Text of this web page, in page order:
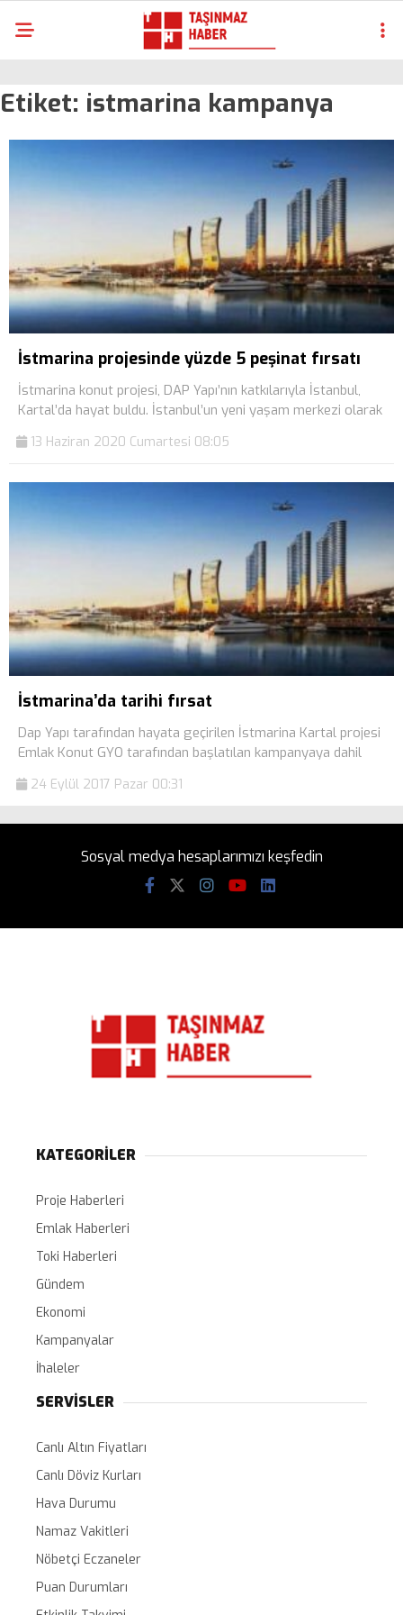
Etiket: istmarina kampanya
İstmarina projesinde yüzde 5 peşinat fırsatı
İstmarina konut projesi, DAP Yapı’nın katkılarıyla İstanbul,
Kartal’da hayat buldu. İstanbul’un yeni yaşam merkezi olarak
13 Haziran 2020 Cumartesi 08:05
İstmarina’da tarihi fırsat
Dap Yapı tarafından hayata geçirilen İstmarina Kartal projesi
Emlak Konut GYO tarafından başlatılan kampanyaya dahil
24 Eylül 2017 Pazar 00:31
Sosyal medya hesaplarımızı keşfedin
KATEGORİLER
Proje Haberleri
Emlak Haberleri
Toki Haberleri
Gündem
Ekonomi
Kampanyalar
İhaleler
SERVİSLER
Canlı Altın Fiyatları
Canlı Döviz Kurları
Hava Durumu
Namaz Vakitleri
Nöbetçi Eczaneler
Puan Durumları